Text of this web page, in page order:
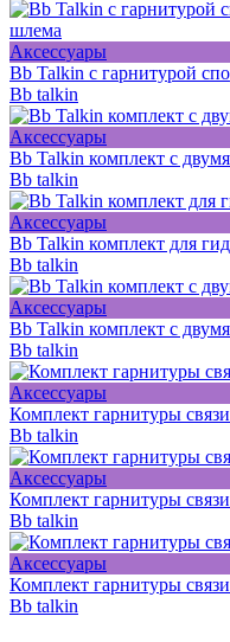
Аксессуары
Bb Talkin с гарнитурой
Bb talkin
Аксессуары
Bb Talkin комплект с
Bb talkin
Аксессуары
Bb Talkin комплект для
Bb talkin
Аксессуары
Bb Talkin комплект с
Bb talkin
Аксессуары
Комплект гарнитуры
Bb talkin
Аксессуары
Комплект гарнитуры
Bb talkin
Аксессуары
Комплект гарнитуры
Bb talkin